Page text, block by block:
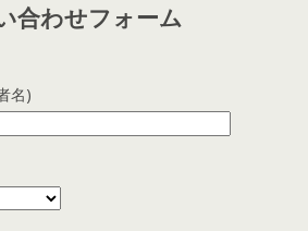
合わせフォーム
名)